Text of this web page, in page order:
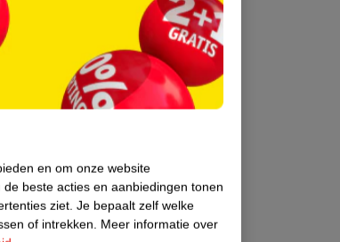
en om onze website
beste acties en aanbiedingen tonen
ziet. Je bepaalt zelf welke
of intrekken. Meer informatie over